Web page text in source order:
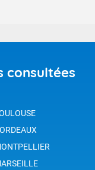
consultées